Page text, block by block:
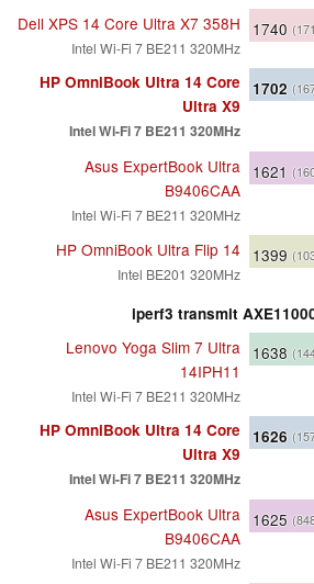
Dell XPS 14 Core Ultra X7 358H
Intel Wi-Fi 7 BE211 320MHz
1740
HP OmniBook Ultra 14 Core
Ultra X9
Intel Wi-Fi 7 BE211 320MHz
1702
Asus ExpertBook Ultra
B9406CAA
Intel Wi-Fi 7 BE211 320MHz
1621
HP OmniBook Ultra Flip 14
Intel BE201 320MHz
1399
iperf3 transmit
Lenovo Yoga Slim 7 Ultra
14IPH11
Intel Wi-Fi 7 BE211 320MHz
1638
HP OmniBook Ultra 14 Core
Ultra X9
Intel Wi-Fi 7 BE211 320MHz
1626
Asus ExpertBook Ultra
B9406CAA
Intel Wi-Fi 7 BE211 320MHz
1625